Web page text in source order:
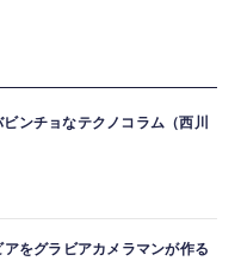
ンチョなテクノコラム（西川
をグラビアカメラマンが作る